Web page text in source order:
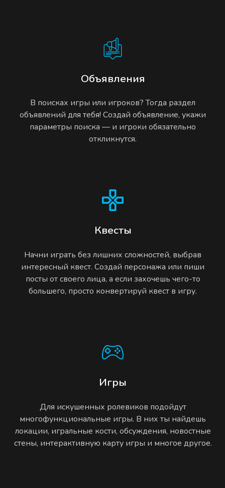
Объявления
В поисках игры или игроков? Тогда раздел
объявлений для тебя! Создай объявление, укажи
параметры поиска — и игроки обязательно
откликнутся.
Квесты
Начни играть без лишних сложностей, выбрав
интересный квест. Создай персонажа или пиши
посты от своего лица, а если захочешь чего-то
большего, просто конвертируй квест в игру.
Игры
Для искушенных ролевиков подойдут
многофункциональные игры. В них ты найдешь
локации, игральные кости, обсуждения, новостные
стены, интерактивную карту игры и многое другое.